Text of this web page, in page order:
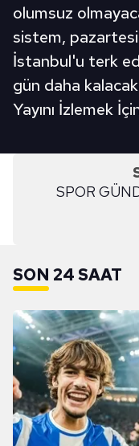
olumsuz
sistem,
İstanbul'u terk
gün daha
Yayını İzlemek
SPOR
SON 24 SAAT